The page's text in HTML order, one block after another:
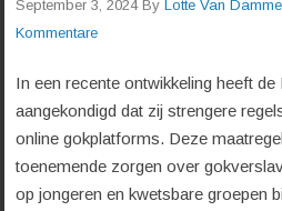
September 3, 2024By Lotte Van Damme
Kommentare
In een recente ontwikkeling heeft
aangekondigd dat zij strengere
online gokplatforms. Deze
toenemende zorgen over
op jongeren en kwetsbare groepen